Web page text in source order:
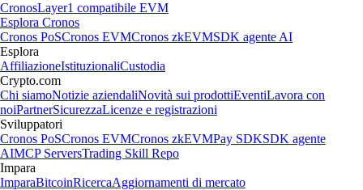
CronosLayer1 compatibile EVM
Esplora Cronos
Cronos PoSCronos EVMCronos zkEVMSDK agente AI
Esplora
AffiliazioneIstituzionaliCustodia
Crypto.com
Chi siamoNotizie aziendaliNovità sui prodottiEventiLavora con
noiPartnerSicurezzaLicenze e registrazioni
Sviluppatori
Cronos PoSCronos EVMCronos zkEVMPay SDKSDK agente
AIMCP ServersTrading Skill Repo
Impara
ImparaBitcoinRicercaAggiornamenti di mercato